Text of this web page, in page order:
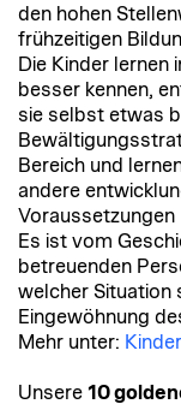
den hohen
frühzeitigen
Die Kinder lernen
besser kennen,
sie selbst etwas
Bereich und
andere
Voraussetzungen
Es ist vom
betreuenden
welcher Situation
Eingewöhnung
Mehr unter:
Unsere 10